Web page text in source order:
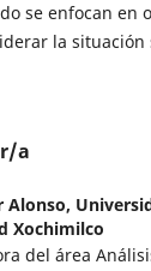
se enfocan en
la situación
a
Alonso,
Xochimilco
del área